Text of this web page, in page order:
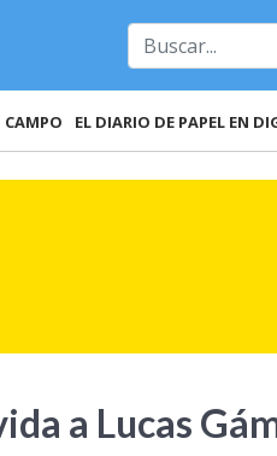
CAMPO EL DIARIO DE PAPEL EN
a Lucas